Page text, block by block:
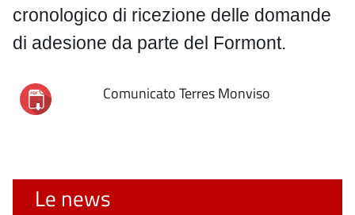
cronologico di ricezione delle domande
di adesione da parte del Formont.
Comunicato Terres Monviso
Le news